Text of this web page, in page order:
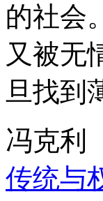
的社会
又被无
旦找到
冯克利
传统与